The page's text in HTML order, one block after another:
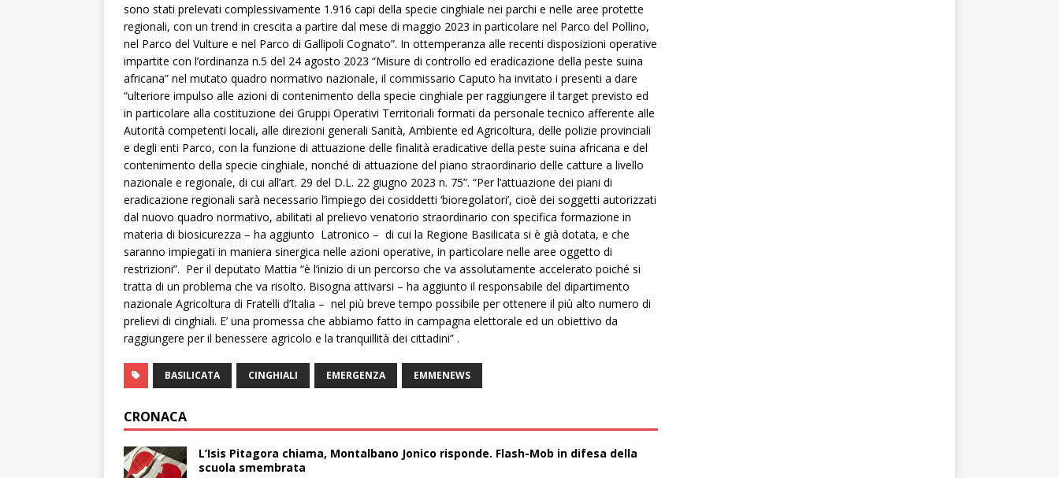
sono stati prelevati complessivamente 1.916 capi della specie cinghiale nei parchi e nelle aree protette
regionali, con un trend in crescita a partire dal mese di maggio 2023 in particolare nel Parco del Pollino,
nel Parco del Vulture e nel Parco di Gallipoli Cognato”. In ottemperanza alle recenti disposizioni operative
impartite con l’ordinanza n.5 del 24 agosto 2023 “Misure di controllo ed eradicazione della peste suina
africana” nel mutato quadro normativo nazionale, il commissario Caputo ha invitato i presenti a dare
“ulteriore impulso alle azioni di contenimento della specie cinghiale per raggiungere il target previsto ed
in particolare alla costituzione dei Gruppi Operativi Territoriali formati da personale tecnico afferente alle
Autorità competenti locali, alle direzioni generali Sanità, Ambiente ed Agricoltura, delle polizie provinciali
e degli enti Parco, con la funzione di attuazione delle finalità eradicative della peste suina africana e del
contenimento della specie cinghiale, nonché di attuazione del piano straordinario delle catture a livello
nazionale e regionale, di cui all’art. 29 del D.L. 22 giugno 2023 n. 75”. “Per l’attuazione dei piani di
eradicazione regionali sarà necessario l’impiego dei cosiddetti ‘bioregolatori’, cioè dei soggetti autorizzati
dal nuovo quadro normativo, abilitati al prelievo venatorio straordinario con specifica formazione in
materia di biosicurezza – ha aggiunto Latronico – di cui la Regione Basilicata si è già dotata, e che
saranno impiegati in maniera sinergica nelle azioni operative, in particolare nelle aree oggetto di
restrizioni”. Per il deputato Mattia “è l’inizio di un percorso che va assolutamente accelerato poiché si
tratta di un problema che va risolto. Bisogna attivarsi – ha aggiunto il responsabile del dipartimento
nazionale Agricoltura di Fratelli d’Italia – nel più breve tempo possibile per ottenere il più alto numero di
prelievi di cinghiali. E’ una promessa che abbiamo fatto in campagna elettorale ed un obiettivo da
raggiungere per il benessere agricolo e la tranquillità dei cittadini” .
BASILICATA CINGHIALI EMERGENZA EMMENEWS
CRONACA
L’Isis Pitagora chiama, Montalbano Jonico risponde. Flash-Mob in difesa della
scuola smembrata